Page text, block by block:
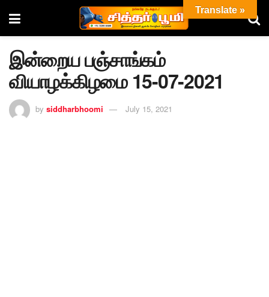
இன்றைய பஞ்சாங்கம்
வியாழக்கிழமை 15-07-2021
by siddharbhoomi July 15, 2021
Translate »